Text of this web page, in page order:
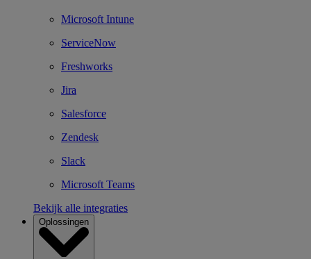
Microsoft Intune
ServiceNow
Freshworks
Jira
Salesforce
Zendesk
Slack
Microsoft Teams
Bekijk alle integraties
Oplossingen